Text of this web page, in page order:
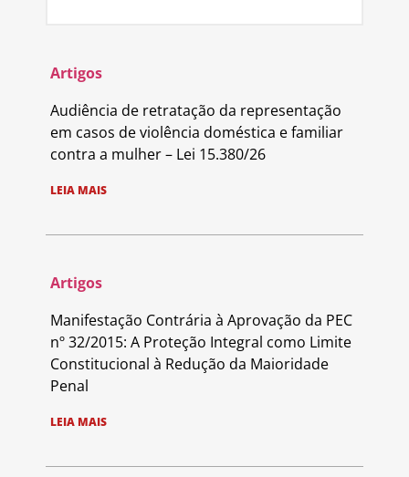
Artigos
Audiência de retratação da representação
em casos de violência doméstica e familiar
contra a mulher – Lei 15.380/26
LEIA MAIS
Artigos
Manifestação Contrária à Aprovação da PEC
nº 32/2015: A Proteção Integral como Limite
Constitucional à Redução da Maioridade
Penal
LEIA MAIS